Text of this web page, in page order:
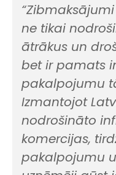
ne tikai
ātrākus un
bet ir pamats
pakalpojumu
Izmantojot
nodrošināto
komercijas,
pakalpojumu